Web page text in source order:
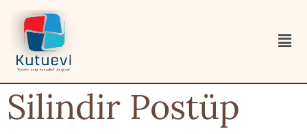
Silindir Postüp